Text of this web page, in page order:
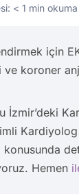
< 1 min okuma
için
ve koroner
İzmir’deki
Kardiyolog
konusunda
Hemen